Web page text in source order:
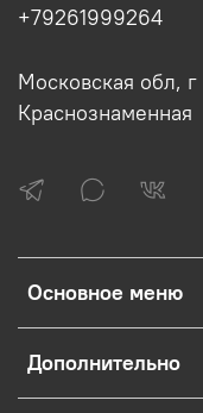
Основное меню
Дополнительно
+79261999264
Московская обл,
Краснознаменная